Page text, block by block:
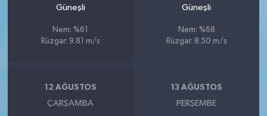
Güneşli
Nem: %61
Rüzgar: 9.81 m/s
Güneşli
Nem: %68
Rüzgar: 8.50 m/s
12 AĞUSTOS
ÇARŞAMBA
13 AĞUSTOS
PERŞEMBE